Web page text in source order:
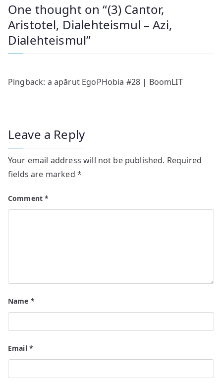
One thought on “(3) Cantor,
Aristotel, Dialehteismul – Azi,
Dialehteismul”
Pingback: a apărut EgoPHobia #28 | BoomLIT
Leave a Reply
Your email address will not be published. Required
fields are marked *
Comment*
Name *
Email *